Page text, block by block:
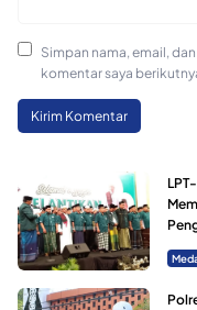
Simpan nama, email,
komentar saya